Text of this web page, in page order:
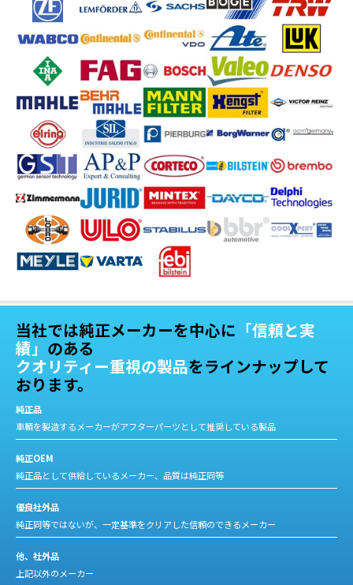
当社では純正メーカーを中心に 「信頼と実
績」 のある
クオリティー重視の製品をラインナップして
おります。
純正品
車輌を製造するメーカーがアフターパーツとして推奨している製品
純正OEM
純正品として供給しているメーカー、品質は純正同等
優良社外品
純正同等ではないが、一定基準をクリアした信頼のできるメーカー
他、社外品
上記以外のメーカー